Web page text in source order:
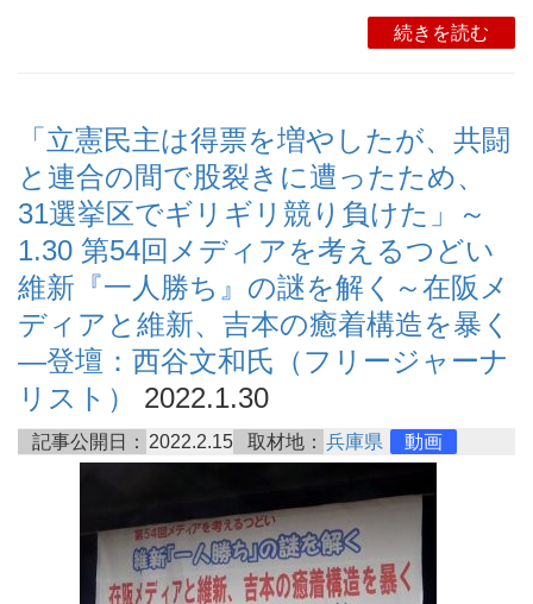
続きを読む
「立憲民主は得票を増やしたが、共闘
と連合の間で股裂きに遭ったため、
31選挙区でギリギリ競り負けた」～
1.30 第54回メディアを考えるつどい
維新『一人勝ち』の謎を解く～在阪メ
ディアと維新、吉本の癒着構造を暴く
―登壇：西谷文和氏（フリージャーナ
リスト）
2022.1.30
記事公開日： 2022.2.15 取材地： 兵庫県 動画